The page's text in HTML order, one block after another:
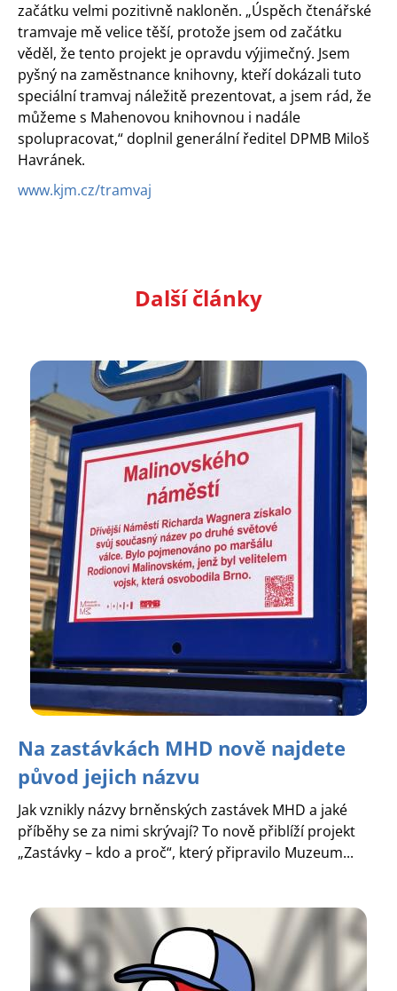
začátku velmi pozitivně nakloněn. „Úspěch čtenářské
tramvaje mě velice těší, protože jsem od začátku
věděl, že tento projekt je opravdu výjimečný. Jsem
pyšný na zaměstnance knihovny, kteří dokázali tuto
speciální tramvaj náležitě prezentovat, a jsem rád, že
můžeme s Mahenovou knihovnou i nadále
spolupracovat,“ doplnil generální ředitel DPMB Miloš
Havránek.
www.kjm.cz/tramvaj
Další články
Na zastávkách MHD nově najdete
původ jejich názvu
Jak vznikly názvy brněnských zastávek MHD a jaké
příběhy se za nimi skrývají? To nově přiblíží projekt
„Zastávky – kdo a proč“, který připravilo Muzeum...